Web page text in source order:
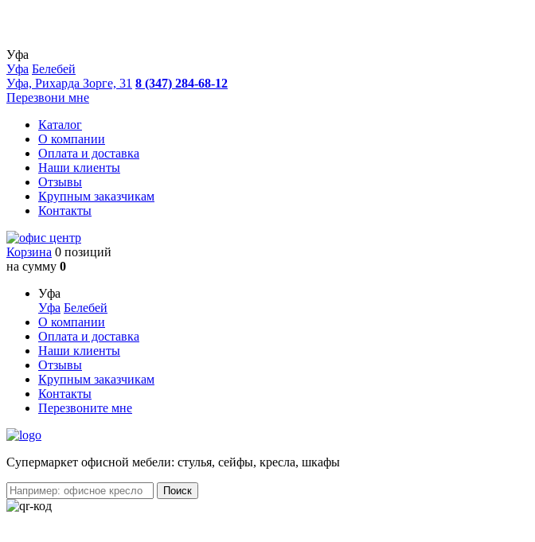
Уфа
Уфа Белебей
Уфа, Рихарда Зорге, 31 8 (347) 284-68-12
Перезвони мне
Каталог
О компании
Оплата и доставка
Наши клиенты
Отзывы
Крупным заказчикам
Контакты
Корзина 0 позиций
на сумму 0
Уфа
Уфа Белебей
О компании
Оплата и доставка
Наши клиенты
Отзывы
Крупным заказчикам
Контакты
Перезвоните мне
Cупермаркет офисной мебели: стулья, сейфы, кресла, шкафы